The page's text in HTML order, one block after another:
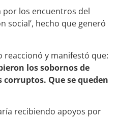
por los encuentros del
social’, hecho que generó
reaccionó y manifestó que:
los sobornos de
Que se queden
recibiendo apoyos por